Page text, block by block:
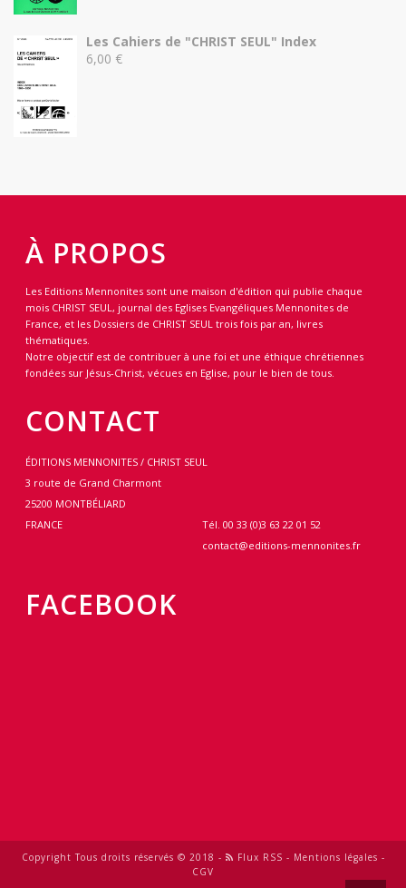
Les Cahiers de "CHRIST SEUL" Index
6,00 €
À PROPOS
Les Editions Mennonites sont une maison d'édition qui publie chaque
mois CHRIST SEUL, journal des Eglises Evangéliques Mennonites de
France, et les Dossiers de CHRIST SEUL trois fois par an, livres
thématiques.
Notre objectif est de contribuer à une foi et une éthique chrétiennes
fondées sur Jésus-Christ, vécues en Eglise, pour le bien de tous.
CONTACT
ÉDITIONS MENNONITES / CHRIST SEUL
3 route de Grand Charmont
25200 MONTBÉLIARD
FRANCE
Tél. 00 33 (0)3 63 22 01 52
contact@editions-mennonites.fr
FACEBOOK
Copyright Tous droits réservés © 2018 - Flux RSS - Mentions légales -
CGV